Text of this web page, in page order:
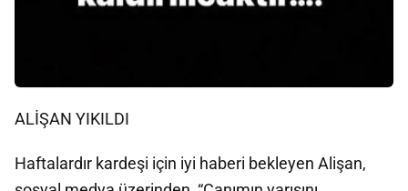
ALİŞAN YIKILDI
Haftalardır kardeşi için iyi haberi bekleyen Alişan,